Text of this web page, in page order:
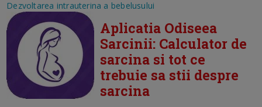
Dezvoltarea intrauterina a bebelusului
Aplicatia Odiseea
Sarcinii: Calculator de
sarcina si tot ce
trebuie sa stii despre
sarcina